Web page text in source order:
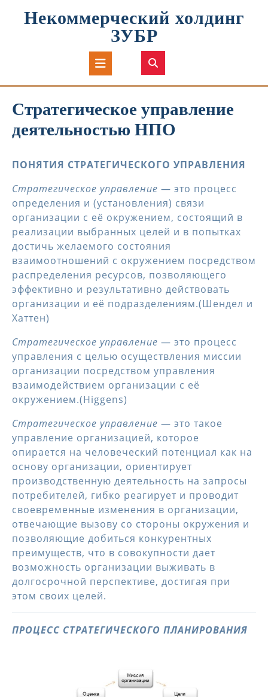
Некоммерческий холдинг
ЗУБР
Кнопка
Открыть
Cтратегическое управление
деятельностью НПО
ПОНЯТИЯ СТРАТЕГИЧЕСКОГО УПРАВЛЕНИЯ
Стратегическое управление — это процесс
определения и (установления) связи
организации с её окружением, состоящий в
реализации выбранных целей и в попытках
достичь желаемого состояния
взаимоотношений с окружением посредством
распределения ресурсов, позволяющего
эффективно и результативно действовать
организации и её подразделениям.(Шендел и
Хаттен)
Стратегическое управление — это процесс
управления с целью осуществления миссии
организации посредством управления
взаимодействием организации с её
окружением.(Higgens)
Стратегическое управление — это такое
управление организацией, которое
опирается на человеческий потенциал как на
основу организации, ориентирует
производственную деятельность на запросы
потребителей, гибко реагирует и проводит
своевременные изменения в организации,
отвечающие вызову со стороны окружения и
позволяющие добиться конкурентных
преимуществ, что в совокупности дает
возможность организации выживать в
долгосрочной перспективе, достигая при
этом своих целей.
ПРОЦЕСС СТРАТЕГИЧЕСКОГО ПЛАНИРОВАНИЯ